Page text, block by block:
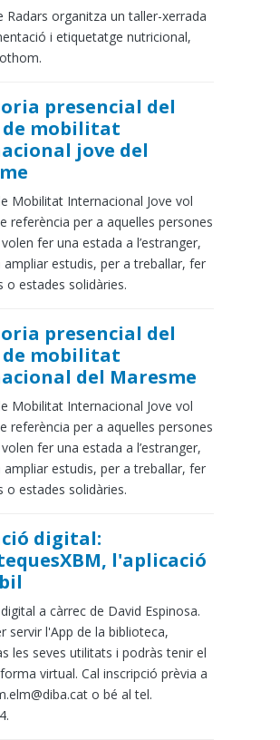
Radars organitza un taller-xerrada
i etiquetatge nutricional,
presencial del
de mobilitat
jove del
Mobilitat Internacional Jove vol
referència per a aquelles persones
fer una estada a l’estranger,
ampliar estudis, per a treballar, fer
o estades solidàries.
presencial del
de mobilitat
del Maresme
Mobilitat Internacional Jove vol
referència per a aquelles persones
fer una estada a l’estranger,
ampliar estudis, per a treballar, fer
o estades solidàries.
digital:
l'aplicació
a càrrec de David Espinosa.
servir l'App de la biblioteca,
les seves utilitats i podràs tenir el
virtual. Cal inscripció prèvia a
o bé al tel.